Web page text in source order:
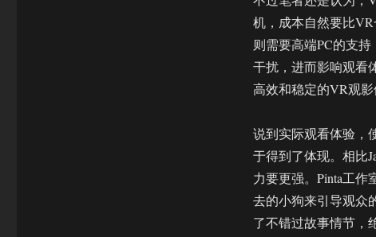
机，成本自然要比
则需要高端PC的支
干扰，进而影响观看
高效和稳定的VR观影
说到实际观看体验，
于得到了体现。相比
力要更强。Pinta工
去的小狗来引导观众
了不错过故事情节，